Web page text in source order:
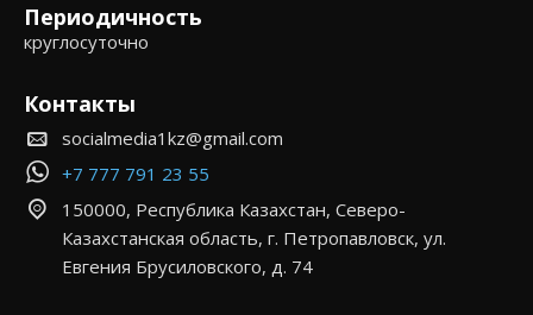
Периодичность
круглосуточно
Контакты
socialmedia1kz@gmail.com
+7 777 791 23 55
150000, Республика Казахстан, Северо-
Казахстанская область, г. Петропавловск, ул.
Евгения Брусиловского, д. 74